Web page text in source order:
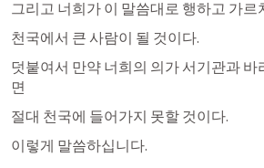
그리고 너희가 이 말씀대로 행하고 가르
천국에서 큰 사람이 될 것이다.
덧붙여서 만약 너희의 의가 서기관과
면
절대 천국에 들어가지 못할 것이다.
이렇게 말씀하십니다.